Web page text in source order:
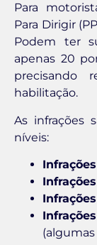
Para
Para Dirigir
Podem ter
apenas 20
precisando
habilitação.
As infrações
níveis: